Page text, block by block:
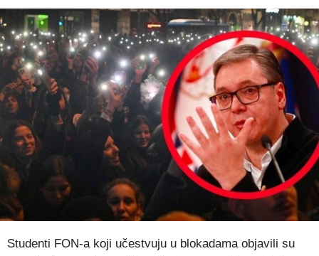
Studenti FON-a koji učestvuju u blokadama objavili su